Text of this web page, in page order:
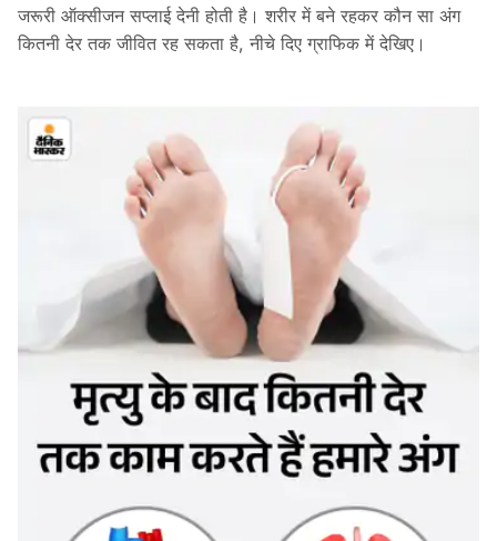
जरूरी ऑक्सीजन सप्लाई देनी होती है। शरीर में बने रहकर कौन सा अंग
कितनी देर तक जीवित रह सकता है, नीचे दिए ग्राफिक में देखिए।